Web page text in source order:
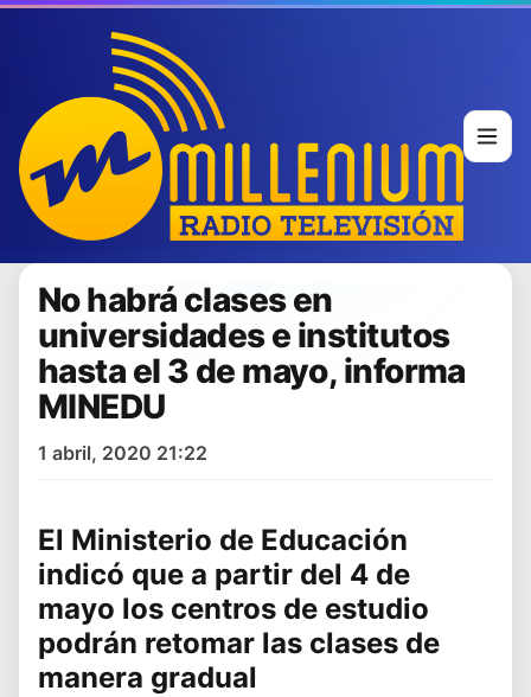
No habrá clases en
universidades e institutos
hasta el 3 de mayo, informa
MINEDU
1 abril, 2020 21:22
El Ministerio de Educación
indicó que a partir del 4 de
mayo los centros de estudio
podrán retomar las clases de
manera gradual